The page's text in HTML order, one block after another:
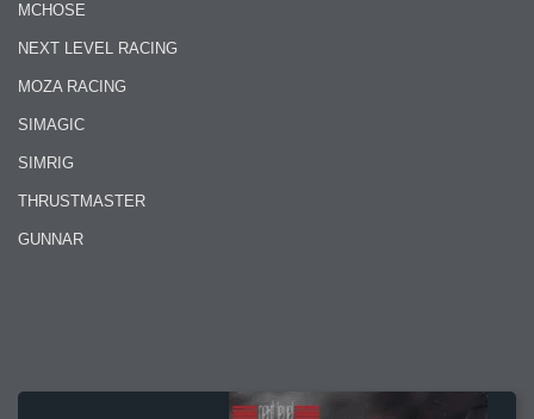
MCHOSE
NEXT LEVEL RACING
MOZA RACING
SIMAGIC
SIMRIG
THRUSTMASTER
GUNNAR